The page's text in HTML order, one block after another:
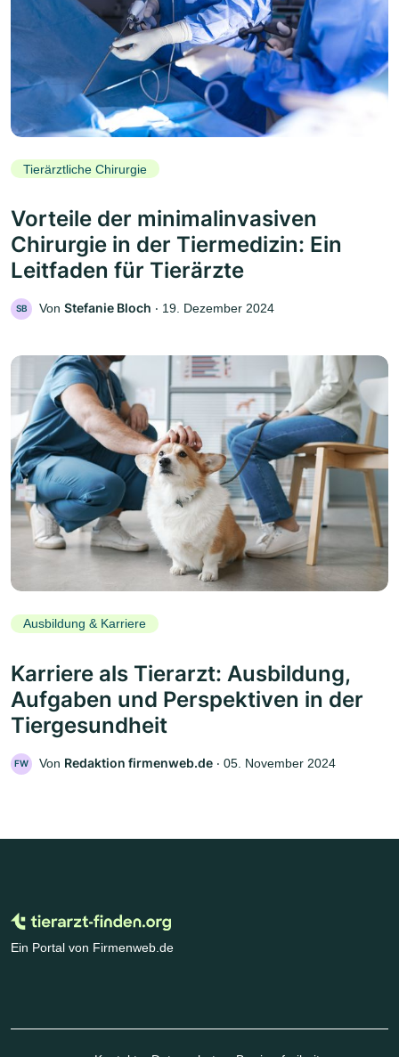
Tierärztliche Chirurgie
Vorteile der minimalinvasiven
Chirurgie in der Tiermedizin: Ein
Leitfaden für Tierärzte
SB Von Stefanie Bloch ‧ 19. Dezember 2024
Ausbildung & Karriere
Karriere als Tierarzt: Ausbildung,
Aufgaben und Perspektiven in der
Tiergesundheit
FW Von Redaktion firmenweb.de ‧ 05. November 2024
Ein Portal von Firmenweb.de